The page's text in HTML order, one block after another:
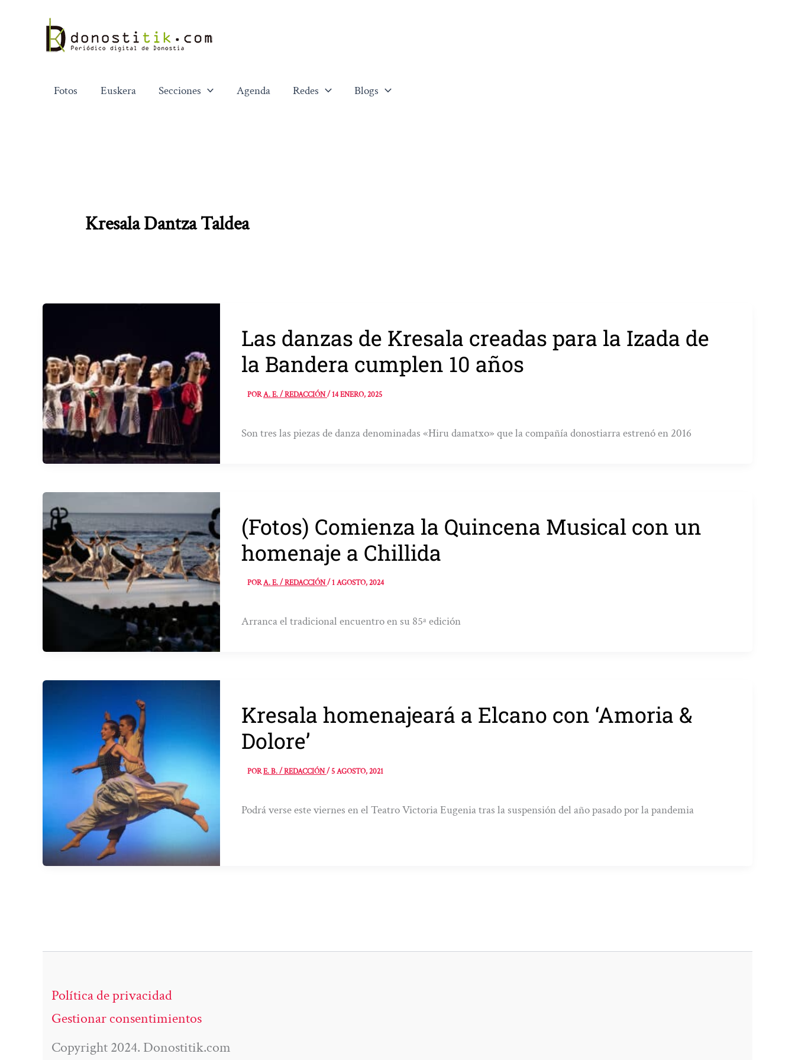
contenido
Fotos Euskera Secciones Agenda Redes Blogs
Kresala Dantza Taldea
Las danzas de Kresala creadas para la Izada de
la Bandera cumplen 10 años
PORA. E. / REDACCIÓN/14 ENERO, 2025
Son tres las piezas de danza denominadas «Hiru damatxo» que la compañía donostiarra estrenó en 2016
(Fotos) Comienza la Quincena Musical con un
homenaje a Chillida
PORA. E. / REDACCIÓN/1 AGOSTO, 2024
Arranca el tradicional encuentro en su 85ª edición
Kresala homenajeará a Elcano con ‘Amoria &
Dolore’
PORE. B. / REDACCIÓN/5 AGOSTO, 2021
Podrá verse este viernes en el Teatro Victoria Eugenia tras la suspensión del año pasado por la pandemia
Política de privacidad
Gestionar consentimientos
Copyright 2024. Donostitik.com